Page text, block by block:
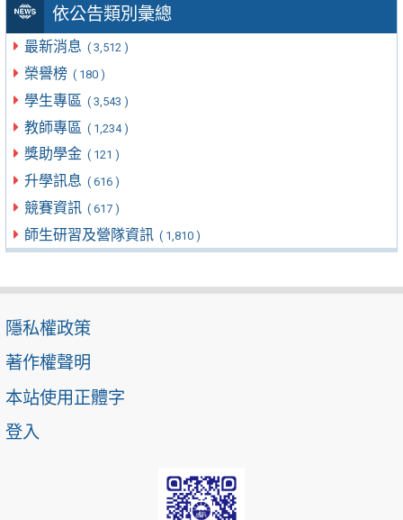
依公告類別彙總
最新消息 ( 3,512 )
榮譽榜 ( 180 )
學生專區 ( 3,543 )
教師專區 ( 1,234 )
獎助學金 ( 121 )
升學訊息 ( 616 )
競賽資訊 ( 617 )
師生研習及營隊資訊 ( 1,810 )
隱私權政策
著作權聲明
本站使用正體字
登入